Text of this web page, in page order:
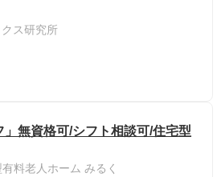
ス研究所
」無資格可/シフト相談可/住宅型
料老人ホーム みるく